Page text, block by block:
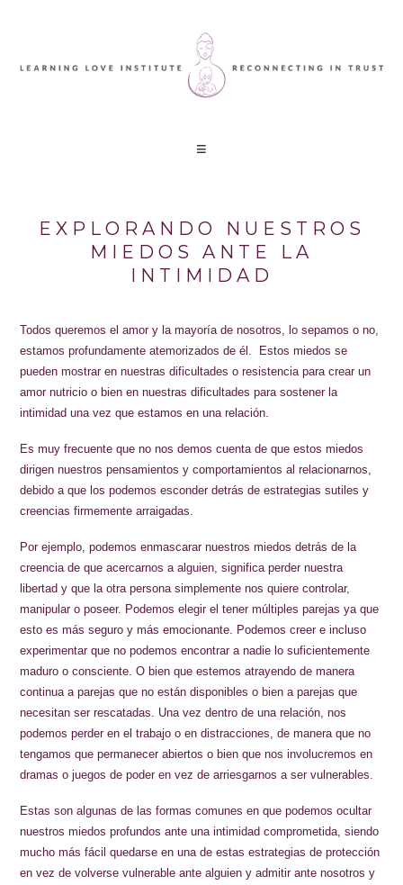
EXPLORANDO NUESTROS
MIEDOS ANTE LA
INTIMIDAD
Todos queremos el amor y la mayoría de nosotros, lo sepamos o no,
estamos profundamente atemorizados de él. Estos miedos se
pueden mostrar en nuestras dificultades o resistencia para crear un
amor nutricio o bien en nuestras dificultades para sostener la
intimidad una vez que estamos en una relación.
Es muy frecuente que no nos demos cuenta de que estos miedos
dirigen nuestros pensamientos y comportamientos al relacionarnos,
debido a que los podemos esconder detrás de estrategias sutiles y
creencias firmemente arraigadas.
Por ejemplo, podemos enmascarar nuestros miedos detrás de la
creencia de que acercarnos a alguien, significa perder nuestra
libertad y que la otra persona simplemente nos quiere controlar,
manipular o poseer. Podemos elegir el tener múltiples parejas ya que
esto es más seguro y más emocionante. Podemos creer e incluso
experimentar que no podemos encontrar a nadie lo suficientemente
maduro o consciente. O bien que estemos atrayendo de manera
continua a parejas que no están disponibles o bien a parejas que
necesitan ser rescatadas. Una vez dentro de una relación, nos
podemos perder en el trabajo o en distracciones, de manera que no
tengamos que permanecer abiertos o bien que nos involucremos en
dramas o juegos de poder en vez de arriesgarnos a ser vulnerables.
Estas son algunas de las formas comunes en que podemos ocultar
nuestros miedos profundos ante una intimidad comprometida, siendo
mucho más fácil quedarse en una de estas estrategias de protección
en vez de volverse vulnerable ante alguien y admitir ante nosotros y